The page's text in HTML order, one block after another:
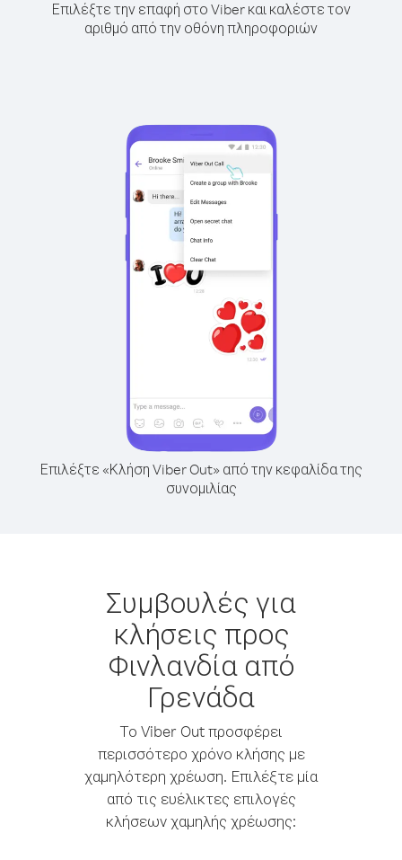
Επιλέξτε την επαφή στο Viber και καλέστε τον
αριθμό από την οθόνη πληροφοριών
Επιλέξτε «Κλήση Viber Out» από την κεφαλίδα της
συνομιλίας
Συμβουλές για
κλήσεις προς
Φινλανδία από
Γρενάδα
Το Viber Out προσφέρει
περισσότερο χρόνο κλήσης με
χαμηλότερη χρέωση. Επιλέξτε μία
από τις ευέλικτες επιλογές
κλήσεων χαμηλής χρέωσης: